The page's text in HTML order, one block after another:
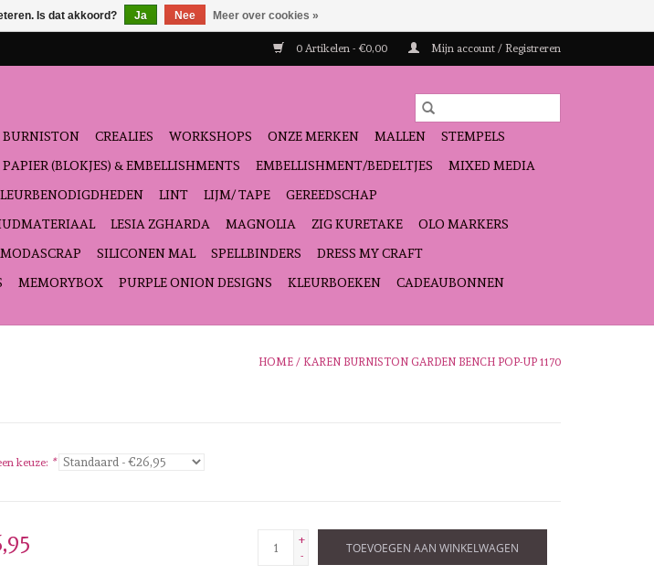
0 Artikelen - €0,00 Mijn account / Registreren
BURNISTON CREALIES WORKSHOPS ONZE MERKEN MALLEN
STEMPELS
PAPIER (BLOKJES) & EMBELLISHMENTS EMBELLISHMENT/BEDELTJES
MIXED MEDIA
LINT LIJM/ TAPE
GEREEDSCHAP
LESIA ZGHARDA MAGNOLIA ZIG KURETAKE
OLO MARKERS
MODASCRAP SILICONEN MAL SPELLBINDERS
DRESS MY CRAFT
MEMORYBOX PURPLE ONION DESIGNS KLEURBOEKEN CADEAUBONNEN
HOME / KAREN BURNISTON GARDEN BENCH POP-UP 1170
keuze: *
+
-
TOEVOEGEN AAN WINKELWAGEN
Is dat akkoord? Ja Nee Meer over cookies »